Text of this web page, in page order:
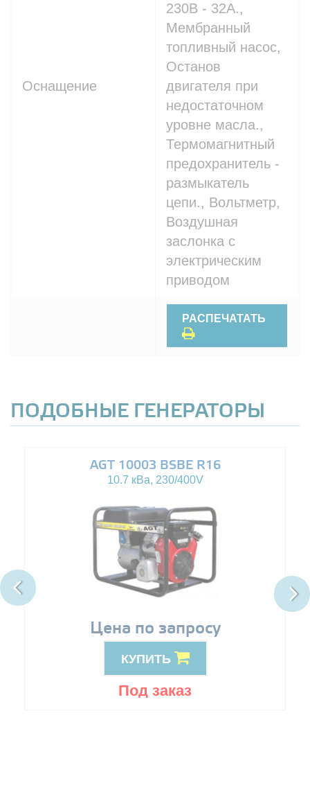
Оснащение
230В - 32A.,
Мембранный
топливный насос,
Останов
двигателя при
недостаточном
уровне масла.,
Термомагнитный
предохранитель -
размыкатель
цепи., Вольтметр,
Воздушная
заслонка с
электрическим
приводом
РАСПЕЧАТАТЬ
ПОДОБНЫЕ ГЕНЕРАТОРЫ
AGT 10003 BSBE R16
10.7 кВа, 230/400V
Цена по запросу
КУПИТЬ
Под заказ